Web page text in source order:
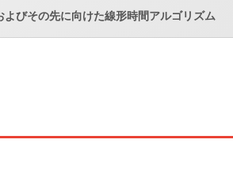
びその先に向けた線形時間アルゴリズム